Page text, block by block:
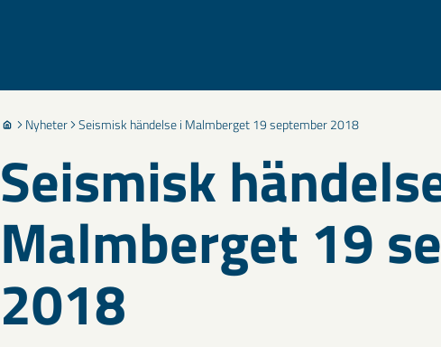
Nyheter Seismisk händelse i Malmberget 19 september 2018
Seismisk
Malmberget 19
2018